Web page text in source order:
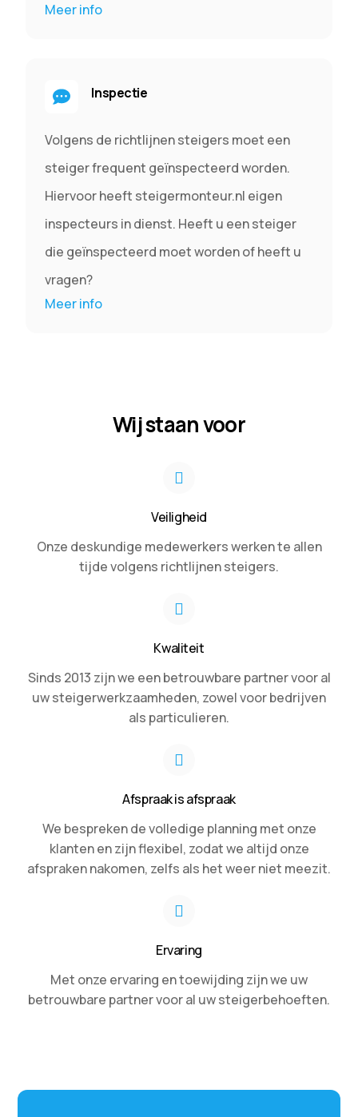
Meer info
Inspectie
Volgens de richtlijnen steigers moet een
steiger frequent geïnspecteerd worden.
Hiervoor heeft steigermonteur.nl eigen
inspecteurs in dienst. Heeft u een steiger
die geïnspecteerd moet worden of heeft u
vragen?
Meer info
Wij staan voor
Veiligheid
Onze deskundige medewerkers werken te allen
tijde volgens richtlijnen steigers.
Kwaliteit
Sinds 2013 zijn we een betrouwbare partner voor al
uw steigerwerkzaamheden, zowel voor bedrijven
als particulieren.
Afspraak is afspraak
We bespreken de volledige planning met onze
klanten en zijn flexibel, zodat we altijd onze
afspraken nakomen, zelfs als het weer niet meezit.
Ervaring
Met onze ervaring en toewijding zijn we uw
betrouwbare partner voor al uw steigerbehoeften.